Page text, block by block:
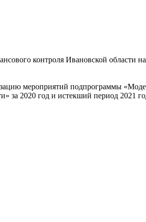
контроля Ивановской области
мероприятий подпрограммы
за 2020 год и истекший период 2021